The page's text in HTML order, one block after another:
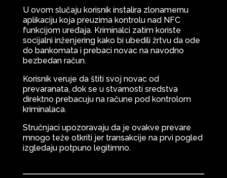
U ovom slučaju korisnik instalira zlonamernu
aplikaciju koja preuzima kontrolu nad NFC
funkcijom uređaja. Kriminalci zatim koriste
socijalni inženjering kako bi ubedili žrtvu da ode
do bankomata i prebaci novac na navodno
bezbedan račun.
Korisnik veruje da štiti svoj novac od
prevaranata, dok se u stvarnosti sredstva
direktno prebacuju na račune pod kontrolom
kriminalaca.
Stručnjaci upozoravaju da je ovakve prevare
mnogo teže otkriti jer transakcije na prvi pogled
izgledaju potpuno legitimno.